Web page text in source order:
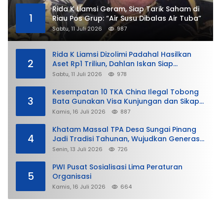
1
Rida K Liamsi Geram, Siap Tarik Saham di
Riau Pos Grup: “Air Susu Dibalas Air Tuba”
Sabtu, 11 Juli 2026 987
2
Rida K Liamsi Dizolimi Padahal Hasilkan
Aset Rp1 Triliun, Dahlan Iskan Siap
Membela
Sabtu, 11 Juli 2026 978
3
Kesempatan 10 TKA China Ilegal Tobong
Bata Gunakan Visa Kunjungan dan Sikap
Lunak Ditjen Imigrasi Kepri?
Kamis, 16 Juli 2026 887
4
Khatam Massal TPA Desa Sungai Pinang
Jadi Tradisi Tahunan, Wujudkan Generasi
Qurani
Senin, 13 Juli 2026 726
5
PWI Pusat Sosialisasi Lima Peraturan
Organisasi
Kamis, 16 Juli 2026 664